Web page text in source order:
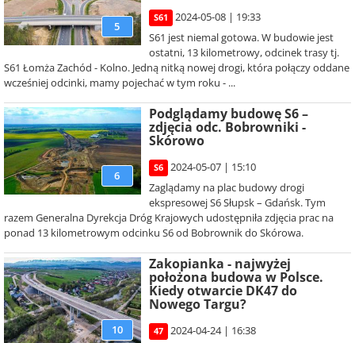
5
S61
2024-05-08 | 19:33
S61 jest niemal gotowa. W budowie jest
ostatni, 13 kilometrowy, odcinek trasy tj.
S61 Łomża Zachód - Kolno. Jedną nitką nowej drogi, która połączy oddane
wcześniej odcinki, mamy pojechać w tym roku - ...
6
Podglądamy budowę S6 –
zdjęcia odc. Bobrowniki -
Skórowo
S6
2024-05-07 | 15:10
Zaglądamy na plac budowy drogi
ekspresowej S6 Słupsk – Gdańsk. Tym
razem Generalna Dyrekcja Dróg Krajowych udostępniła zdjęcia prac na
ponad 13 kilometrowym odcinku S6 od Bobrownik do Skórowa.
10
Zakopianka - najwyżej
położona budowa w Polsce.
Kiedy otwarcie DK47 do
Nowego Targu?
47
2024-04-24 | 16:38